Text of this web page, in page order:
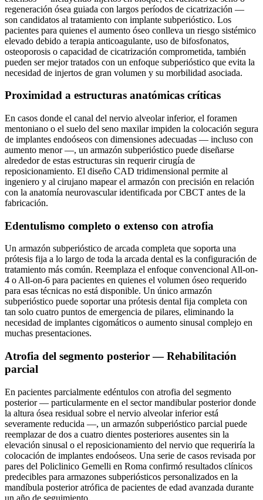
regeneración ósea guiada con largos períodos de cicatrización —
son candidatos al tratamiento con implante subperióstico. Los
pacientes para quienes el aumento óseo conlleva un riesgo sistémico
elevado debido a terapia anticoagulante, uso de bifosfonatos,
osteoporosis o capacidad de cicatrización comprometida, también
pueden ser mejor tratados con un enfoque subperióstico que evita la
necesidad de injertos de gran volumen y su morbilidad asociada.
Proximidad a estructuras anatómicas críticas
En casos donde el canal del nervio alveolar inferior, el foramen
mentoniano o el suelo del seno maxilar impiden la colocación segura
de implantes endoóseos con dimensiones adecuadas — incluso con
aumento menor —, un armazón subperióstico puede diseñarse
alrededor de estas estructuras sin requerir cirugía de
reposicionamiento. El diseño CAD tridimensional permite al
ingeniero y al cirujano mapear el armazón con precisión en relación
con la anatomía neurovascular identificada por CBCT antes de la
fabricación.
Edentulismo completo o extenso con atrofia
Un armazón subperióstico de arcada completa que soporta una
prótesis fija a lo largo de toda la arcada dental es la configuración de
tratamiento más común. Reemplaza el enfoque convencional All-on-
4 o All-on-6 para pacientes en quienes el volumen óseo requerido
para esas técnicas no está disponible. Un único armazón
subperióstico puede soportar una prótesis dental fija completa con
tan solo cuatro puntos de emergencia de pilares, eliminando la
necesidad de implantes cigomáticos o aumento sinusal complejo en
muchas presentaciones.
Atrofia del segmento posterior — Rehabilitación
parcial
En pacientes parcialmente edéntulos con atrofia del segmento
posterior — particularmente en el sector mandibular posterior donde
la altura ósea residual sobre el nervio alveolar inferior está
severamente reducida —, un armazón subperióstico parcial puede
reemplazar de dos a cuatro dientes posteriores ausentes sin la
elevación sinusal o el reposicionamiento del nervio que requeriría la
colocación de implantes endoóseos. Una serie de casos revisada por
pares del Policlinico Gemelli en Roma confirmó resultados clínicos
predecibles para armazones subperiósticos personalizados en la
mandíbula posterior atrófica de pacientes de edad avanzada durante
un año de seguimiento.